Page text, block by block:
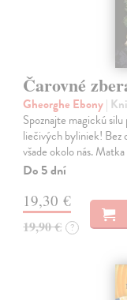
Čarovné
Gheorghe Ebony|
Spoznajte magickú
liečivých byliniek! Bez
všade okolo nás.
Do 5 dní
19,30 €
19,90 € ?